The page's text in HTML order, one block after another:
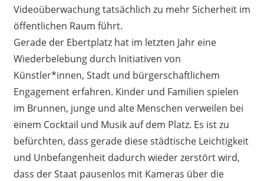
Videoüberwachung tatsächlich zu mehr Sicherheit im
öffentlichen Raum führt.
Gerade der Ebertplatz hat im letzten Jahr eine
Wiederbelebung durch Initiativen von
Künstler*innen, Stadt und bürgerschaftlichem
Engagement erfahren. Kinder und Familien spielen
im Brunnen, junge und alte Menschen verweilen bei
einem Cocktail und Musik auf dem Platz. Es ist zu
befürchten, dass gerade diese städtische Leichtigkeit
und Unbefangenheit dadurch wieder zerstört wird,
dass der Staat pausenlos mit Kameras über die